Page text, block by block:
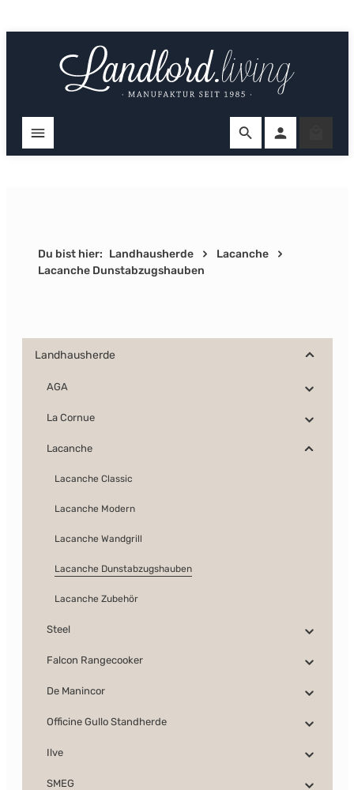
Du bist hier: Landhausherde
Lacanche
Lacanche Dunstabzugshauben
Landhausherde
AGA
La Cornue
Lacanche
Lacanche Classic
Lacanche Modern
Lacanche Wandgrill
Lacanche Dunstabzugshauben
Lacanche Zubehör
Steel
Falcon Rangecooker
De Manincor
Officine Gullo Standherde
Ilve
SMEG